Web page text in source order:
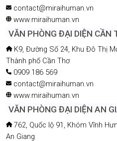
contact@miraihuman.vn
www.miraihuman.vn
VĂN PHÒNG ĐẠI DIỆN TRÀ
57A Kiên Thị Nhẫn, Khóm 5, Xã
0986 771 747
contact@miraihuman.vn
www.miraihuman.vn
VĂN PHÒNG ĐẠI DIỆN CẦN
K9, Đường Số 24, Khu Đô Thị
Thành phố Cần Thơ
0909 186 569